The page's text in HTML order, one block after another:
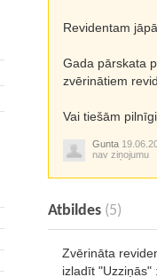
Revidentam
Gada pārskata
zvērinātiem
Vai tiešām
Gunta
nav ziņojumu
Atbildes (5)
Zvērināta
izladīt "Uzziņās" :